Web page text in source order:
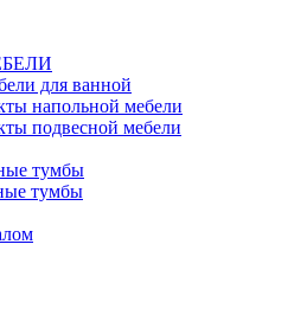
для ванной
напольной мебели
подвесной мебели
тумбы
тумбы